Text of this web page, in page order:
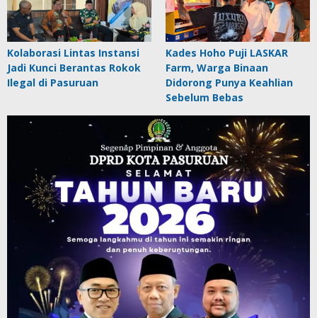
Kolaborasi Lintas Instansi
Jadi Kunci Berantas Rokok
Ilegal di Pasuruan
Kades Hoho Puji LASKAR
Farm, Warga Binaan
Didorong Punya Keahlian
Sebelum Bebas